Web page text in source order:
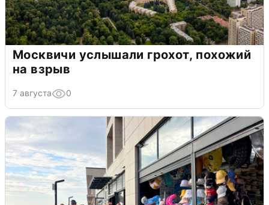
Москвичи услышали грохот, похожий
на взрыв
7 августа 0